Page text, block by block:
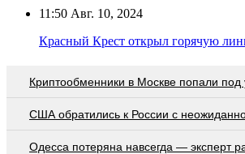
11:50 Авг. 10, 2024
Красный Крест открыл горячую
Криптообменники в Москве попали под
США обратились к России с
Oдecca пoтeрянa нaвceгдa — экcпeрт